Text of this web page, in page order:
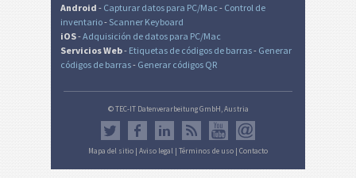
Android - Capturar datos para PC/Mac - Control de
inventario- Scanner Keyboard
iOS-Adquisición de datos para PC/Mac
Servicios Web- Etiquetas de códigos de barras- Generar
códigos de barras- Generar códigos QR
© TEC-IT Datenverarbeitung GmbH, Austria
Mapa del sitio | Aviso legal | Términos de uso | Contacto